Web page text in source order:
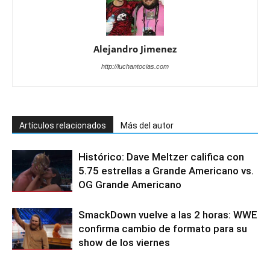
Alejandro Jimenez
http://luchantocias.com
Artículos relacionados Más del autor
Histórico: Dave Meltzer califica con
5.75 estrellas a Grande Americano vs.
OG Grande Americano
SmackDown vuelve a las 2 horas: WWE
confirma cambio de formato para su
show de los viernes